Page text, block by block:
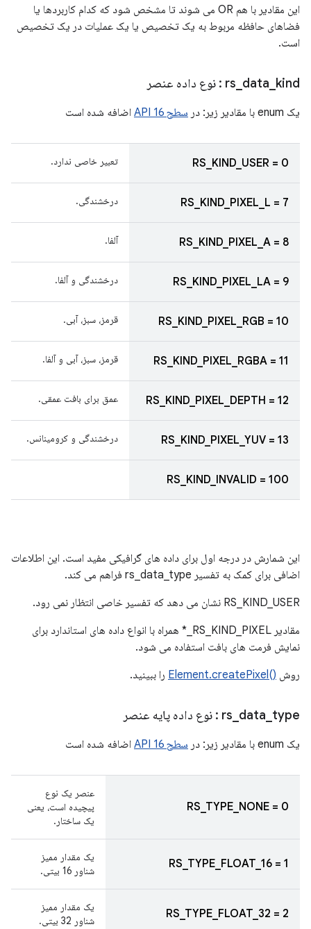
این مقادیر با هم OR می شوند تا مشخص شود که کدام کاربردها یا
فضاهای حافظه مربوط به یک تخصیص یا یک عملیات در یک تخصیص
است.
rs data kind : نوع داده عنصر
یک enum با مقادیر زیر: در سطح 16 API اضافه شده است
RS_KIND_USER = 0 تعبیر خاصی ندارد.
RS_KIND_PIXEL_L = 7 درخشندگی.
RS_KIND_PIXEL_A = 8 آلفا.
RS_KIND_PIXEL_LA = 9 درخشندگی و آلفا.
RS_KIND_PIXEL_RGB = 10 قرمز، سبز، آبی.
RS_KIND_PIXEL_RGBA = 11 قرمز، سبز، آبی و آلفا.
RS_KIND_PIXEL_DEPTH = 12 عمق برای بافت عمقی.
RS_KIND_PIXEL_YUV = 13 درخشندگی و کرومینانس.
RS_KIND_INVALID = 100
این شمارش در درجه اول برای داده های گرافیکی مفید است. این اطلاعات
اضافی برای کمک به تفسیر rs_data_type فراهم می کند.
RS_KIND_USER نشان می دهد که تفسیر خاصی انتظار نمی رود.
مقادیر RS_KIND_PIXEL_* همراه با انواع داده های استاندارد برای
نمایش فرمت های بافت استفاده می شود.
روش ()Element.createPixel را ببینید.
rs data type : نوع داده پایه عنصر
یک enum با مقادیر زیر: در سطح 16 API اضافه شده است
RS_TYPE_NONE = 0
عنصر یک نوع
پیچیده است، یعنی
یک ساختار.
RS_TYPE_FLOAT_16 = 1
یک مقدار ممیز
شناور 16 بیتی.
RS_TYPE_FLOAT_32 = 2
یک مقدار ممیز
شناور 32 بیتی.